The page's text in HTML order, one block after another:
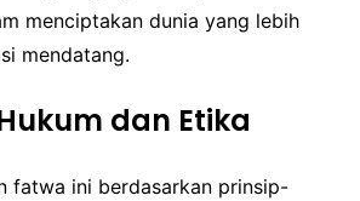
menciptakan dunia yang lebih
mendatang.
dan Etika
fatwa ini berdasarkan prinsip-